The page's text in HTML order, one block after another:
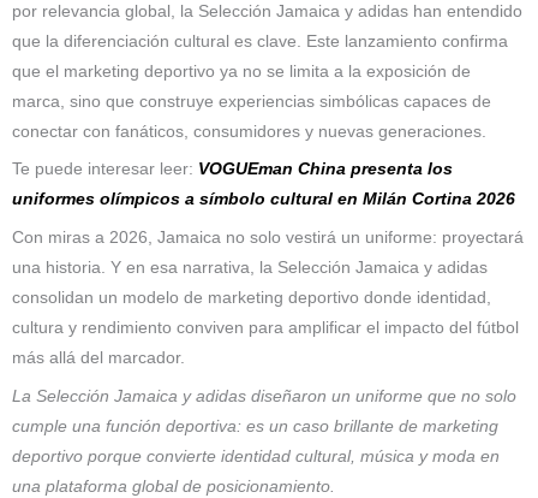
por relevancia global, la Selección Jamaica y adidas han entendido
que la diferenciación cultural es clave. Este lanzamiento confirma
que el marketing deportivo ya no se limita a la exposición de
marca, sino que construye experiencias simbólicas capaces de
conectar con fanáticos, consumidores y nuevas generaciones.
Te puede interesar leer: VOGUEman China presenta los
uniformes olímpicos a símbolo cultural en Milán Cortina 2026
Con miras a 2026, Jamaica no solo vestirá un uniforme: proyectará
una historia. Y en esa narrativa, la Selección Jamaica y adidas
consolidan un modelo de marketing deportivo donde identidad,
cultura y rendimiento conviven para amplificar el impacto del fútbol
más allá del marcador.
La Selección Jamaica y adidas diseñaron un uniforme que no solo
cumple una función deportiva: es un caso brillante de marketing
deportivo porque convierte identidad cultural, música y moda en
una plataforma global de posicionamiento.